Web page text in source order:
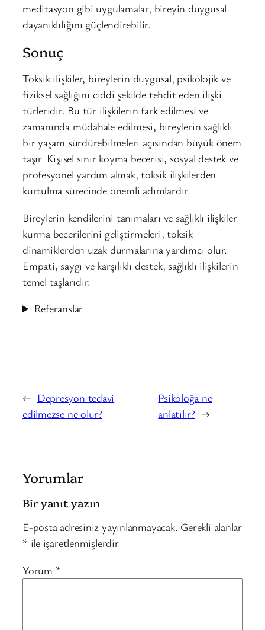
meditasyon gibi uygulamalar, bireyin duygusal
dayanıklılığını güçlendirebilir.
Sonuç
Toksik ilişkiler, bireylerin duygusal, psikolojik ve
fiziksel sağlığını ciddi şekilde tehdit eden ilişki
türleridir. Bu tür ilişkilerin fark edilmesi ve
zamanında müdahale edilmesi, bireylerin sağlıklı
bir yaşam sürdürebilmeleri açısından büyük önem
taşır. Kişisel sınır koyma becerisi, sosyal destek ve
profesyonel yardım almak, toksik ilişkilerden
kurtulma sürecinde önemli adımlardır.
Bireylerin kendilerini tanımaları ve sağlıklı ilişkiler
kurma becerilerini geliştirmeleri, toksik
dinamiklerden uzak durmalarına yardımcı olur.
Empati, saygı ve karşılıklı destek, sağlıklı ilişkilerin
temel taşlarıdır.
Referanslar
← Depresyon tedavi
edilmezse ne olur?
Psikoloğa ne
anlatılır? →
Yorumlar
Bir yanıt yazın
E-posta adresiniz yayınlanmayacak. Gerekli alanlar
* ile işaretlenmişlerdir
Yorum *